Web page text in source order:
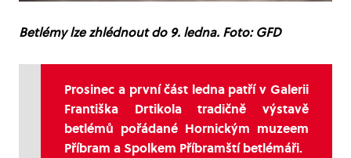
Betlémy lze zhlédnout do 9. ledna. Foto: GFD
Prosinec a první část ledna patří v Galerii
Františka Drtikola tradičně výstavě
betlémů pořádané Hornickým muzeem
Příbram a Spolkem Příbramští betlémáři.